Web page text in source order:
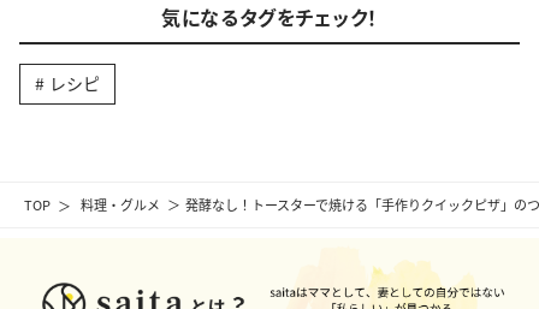
TOP 料理・グルメ 発酵なし！トースターで焼ける「手作りクイックピザ」の
気になるタグをチェック！
レシピ